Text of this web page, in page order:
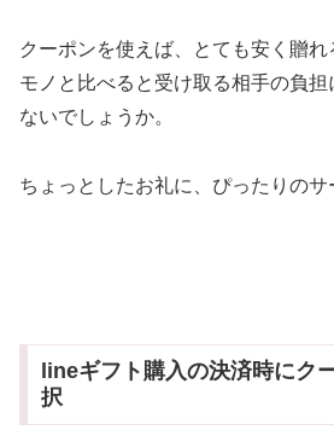
クーポンを使えば、とても安く贈れ
モノと比べると受け取る相手の負
ないでしょうか。
ちょっとしたお礼に、ぴったりのサ
lineギフト購入の決済時にク
択